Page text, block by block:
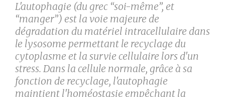
L'autophagie (du grec “soi-même”, et
“manger”) est la voie majeure de
dégradation du matériel intracellulaire dans
le lysosome permettant le recyclage du
cytoplasme et la survie cellulaire lors d'un
stress. Dans la cellule normale, grâce à sa
fonction de recyclage, l'autophagie
maintient l'homéo­stasie empêchant la